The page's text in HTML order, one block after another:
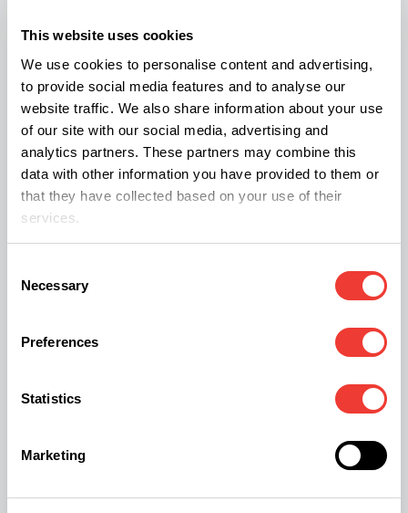
This website uses cookies
We use cookies to personalise content and advertising,
to provide social media features and to analyse our
website traffic. We also share information about your use
of our site with our social media, advertising and
analytics partners. These partners may combine this
data with other information you have provided to them or
that they have collected based on your use of their
services.
Selection
Necessary
Preferences
Statistics
Marketing
Las citocininas estimulan la división y el
crecimiento celular, lo que a su vez promueve el
desarrollo de las plantas. En el contexto del
cultivo de cannabis, las citocininas se utilizan para
controlar el crecimiento y la morfología de las
plantas, lo que puede mejorar los rendimientos y
la calidad de los cultivos. Al comprender el papel
de las citocininas en este proceso, los
cultivadores pueden optimizar las prácticas de
cultivo y obtener resultados más consistentes y
satisfactorios.
Las giberelinas desempeñan un papel crucial en el
cultivo de cannabis, influyendo en diversos